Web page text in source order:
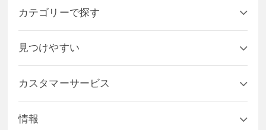
カテゴリーで探す
見つけやすい
カスタマーサービス
情報